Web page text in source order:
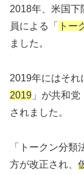
2018年、米国下
員による「
トー
ました。
2019年にはそれ
2019 」が共和
されました。
「トークン分
方が改正され、